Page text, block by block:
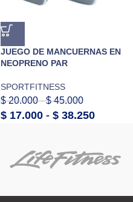
JUEGO DE MANCUERNAS EN
NEOPRENO PAR
SPORTFITNESS
$20.000 - $45.000
$ 17.000 - $ 38.250